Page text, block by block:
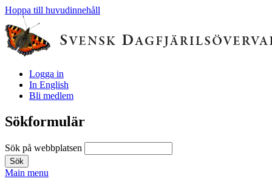
Hoppa till huvudinnehåll
Logga in
In English
Bli medlem
Sökformulär
Sök på webbplatsen
Main menu